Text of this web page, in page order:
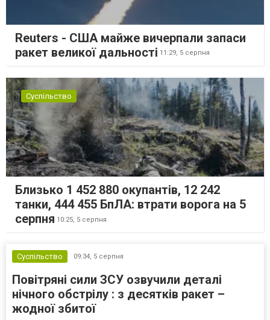
Reuters - США майже вичерпали запаси
ракет великої дальності 11:29, 5 серпня
Суспільство
Близько 1 452 880 окупантів, 12 242
танки, 444 455 БпЛА: втрати ворога на 5
серпня 10:25, 5 серпня
Суспільство 09:34, 5 серпня
Повітряні сили ЗСУ озвучили деталі
нічного обстрілу : з десятків ракет –
жодної збитої